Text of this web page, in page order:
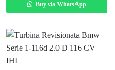
Buy via WhatsApp